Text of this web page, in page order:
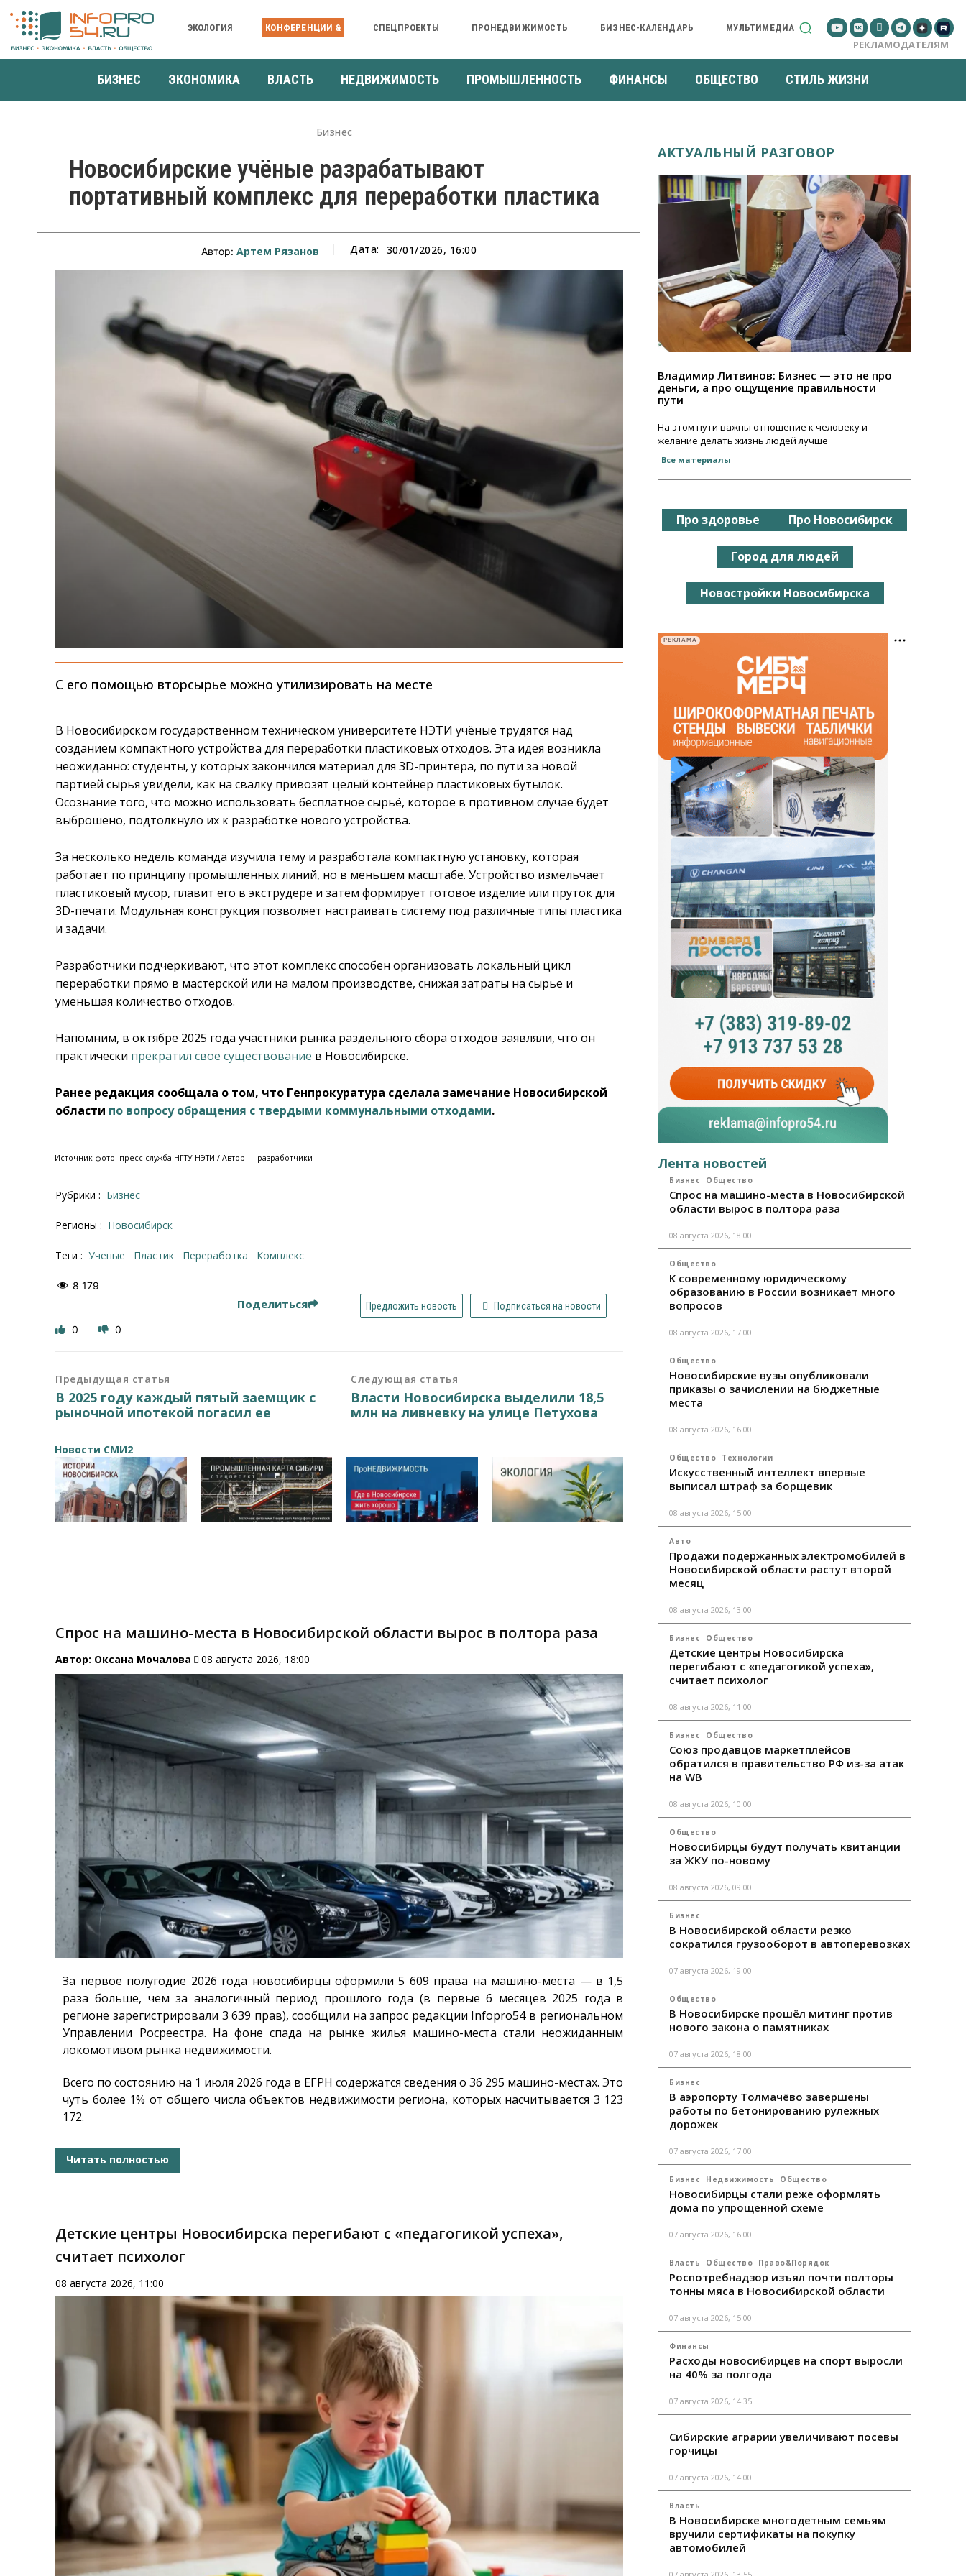
ЭКОЛОГИЯ КОНФЕРЕНЦИИ & СПЕЦПРОЕКТЫ ПРОНЕДВИЖИМОСТЬ БИЗНЕС-КАЛЕНДАРЬ МУЛЬТИМЕДИА
РЕКЛАМОДАТЕЛЯМ
БИЗНЕС ЭКОНОМИКА ВЛАСТЬ НЕДВИЖИМОСТЬ ПРОМЫШЛЕННОСТЬ ФИНАНСЫ ОБЩЕСТВО СТИЛЬ ЖИЗНИ
Бизнес
Новосибирские учёные разрабатывают
портативный комплекс для переработки пластика
Автор:Артем Рязанов Дата: 30/01/2026, 16:00
С его помощью вторсырье можно утилизировать на месте
В Новосибирском государственном техническом университете НЭТИ учёные трудятся над
созданием компактного устройства для переработки пластиковых отходов. Эта идея возникла
неожиданно: студенты, у которых закончился материал для 3D-принтера, по пути за новой
партией сырья увидели, как на свалку привозят целый контейнер пластиковых бутылок.
Осознание того, что можно использовать бесплатное сырьё, которое в противном случае будет
выброшено, подтолкнуло их к разработке нового устройства.
За несколько недель команда изучила тему и разработала компактную установку, которая
работает по принципу промышленных линий, но в меньшем масштабе. Устройство измельчает
пластиковый мусор, плавит его в экструдере и затем формирует готовое изделие или пруток для
3D-печати. Модульная конструкция позволяет настраивать систему под различные типы пластика
и задачи.
Разработчики подчеркивают, что этот комплекс способен организовать локальный цикл
переработки прямо в мастерской или на малом производстве, снижая затраты на сырье и
уменьшая количество отходов.
Напомним, в октябре 2025 года участники рынка раздельного сбора отходов заявляли, что он
практически прекратил свое существование в Новосибирске.
Ранее редакция сообщала о том, что Генпрокуратура сделала замечание Новосибирской
области по вопросу обращения с твердыми коммунальными отходами.
Источник фото: пресс-служба НГТУ НЭТИ / Автор — разработчики
Рубрики : Бизнес
Регионы : Новосибирск
Теги : ученые пластик переработка Комплекс
8 179
Поделиться Предложить новость Подписаться на новости
0 0
Предыдущая статья
В 2025 году каждый пятый заемщик с
рыночной ипотекой погасил ее
Следующая статья
Власти Новосибирска выделили 18,5
млн на ливневку на улице Петухова
Новости СМИ2
Спрос на машино-места в Новосибирской области вырос в полтора раза
Автор: Оксана Мочалова 08 августа 2026, 18:00
За первое полугодие 2026 года новосибирцы оформили 5 609 права на машино-места — в 1,5
раза больше, чем за аналогичный период прошлого года (в первые 6 месяцев 2025 года в
регионе зарегистрировали 3 639 прав), сообщили на запрос редакции Infopro54в региональном
Управлении Росреестра. На фоне спада на рынке жилья машино-места стали неожиданным
локомотивом рынка недвижимости.
Всего по состоянию на 1 июля 2026 года в ЕГРН содержатся сведения о 36 295 машино-местах. Это
чуть более 1% от общего числа объектов недвижимости региона, которых насчитывается 3 123
172.
Читать полностью
Детские центры Новосибирска перегибают с «педагогикой успеха»,
считает психолог
08 августа 2026, 11:00
АКТУАЛЬНЫЙ РАЗГОВОР
Владимир Литвинов: Бизнес — это не про
деньги, а про ощущение правильности
пути
На этом пути важны отношение к человеку и
желание делать жизнь людей лучше
Все материалы
Про здоровье Про Новосибирск
Город для людей
Новостройки Новосибирска
РЕКЛАМА
Лента новостей
Бизнес Общество
Спрос на машино-места в Новосибирской
области вырос в полтора раза
08 августа 2026, 18:00
Общество
К современному юридическому
образованию в России возникает много
вопросов
08 августа 2026, 17:00
Общество
Новосибирские вузы опубликовали
приказы о зачислении на бюджетные
места
08 августа 2026, 16:00
Общество Технологии
Искусственный интеллект впервые
выписал штраф за борщевик
08 августа 2026, 15:00
Авто
Продажи подержанных электромобилей в
Новосибирской области растут второй
месяц
08 августа 2026, 13:00
Бизнес Общество
Детские центры Новосибирска
перегибают с «педагогикой успеха»,
считает психолог
08 августа 2026, 11:00
Бизнес Общество
Союз продавцов маркетплейсов
обратился в правительство РФ из-за атак
на WB
08 августа 2026, 10:00
Общество
Новосибирцы будут получать квитанции
за ЖКУ по-новому
08 августа 2026, 09:00
Бизнес
В Новосибирской области резко
сократился грузооборот в автоперевозках
07 августа 2026, 19:00
Общество
В Новосибирске прошёл митинг против
нового закона о памятниках
07 августа 2026, 18:00
Бизнес
В аэропорту Толмачёво завершены
работы по бетонированию рулежных
дорожек
07 августа 2026, 17:00
Бизнес Недвижимость Общество
Новосибирцы стали реже оформлять
дома по упрощенной схеме
07 августа 2026, 16:00
Власть Общество Право&Порядок
Роспотребнадзор изъял почти полторы
тонны мяса в Новосибирской области
07 августа 2026, 15:00
Финансы
Расходы новосибирцев на спорт выросли
на 40% за полгода
07 августа 2026, 14:35
Сибирские аграрии увеличивают посевы
горчицы
07 августа 2026, 14:00
Власть
В Новосибирске многодетным семьям
вручили сертификаты на покупку
автомобилей